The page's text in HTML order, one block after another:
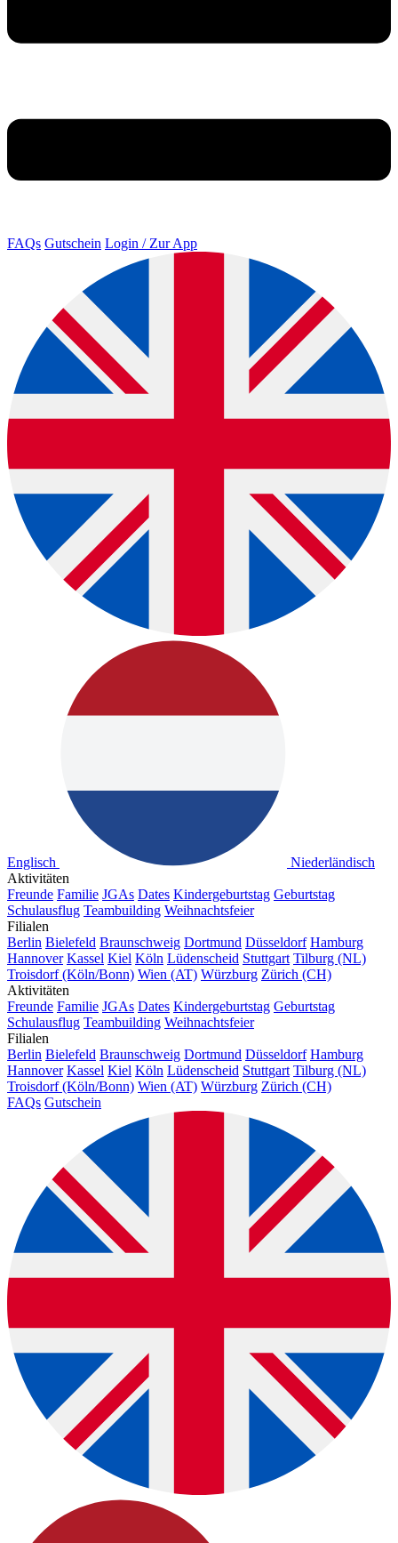
FAQs Gutschein Login / Zur App
Englisch
Niederländisch
Aktivitäten
Freunde Familie JGAs Dates Kindergeburtstag Geburtstag
Schulausflug Teambuilding Weihnachtsfeier
Filialen
Berlin Bielefeld Braunschweig Dortmund Düsseldorf Hamburg
Hannover Kassel Kiel Köln Lüdenscheid Stuttgart Tilburg (NL)
Troisdorf (Köln/Bonn) Wien (AT) Würzburg Zürich (CH)
Aktivitäten
Freunde Familie JGAs Dates Kindergeburtstag Geburtstag
Schulausflug Teambuilding Weihnachtsfeier
Filialen
Berlin Bielefeld Braunschweig Dortmund Düsseldorf Hamburg
Hannover Kassel Kiel Köln Lüdenscheid Stuttgart Tilburg (NL)
Troisdorf (Köln/Bonn) Wien (AT) Würzburg Zürich (CH)
FAQs Gutschein